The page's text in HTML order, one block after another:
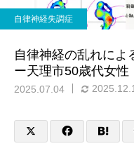
自律神経失調症
自律神経の乱れによ
ー天理市50歳代女性
2025.07.04